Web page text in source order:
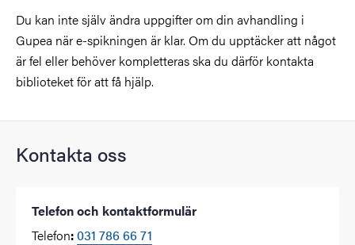
Du kan inte själv ändra uppgifter om din avhandling i
Gupea när e-spikningen är klar. Om du upptäcker att något
är fel eller behöver kompletteras ska du därför kontakta
biblioteket för att få hjälp.
Kontakta oss
Telefon och kontaktformulär
Telefon:031 786 66 71